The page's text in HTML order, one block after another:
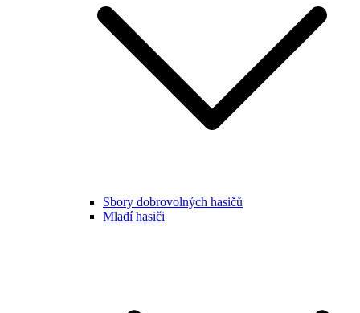
Sbory dobrovolných hasičů
Mladí hasiči